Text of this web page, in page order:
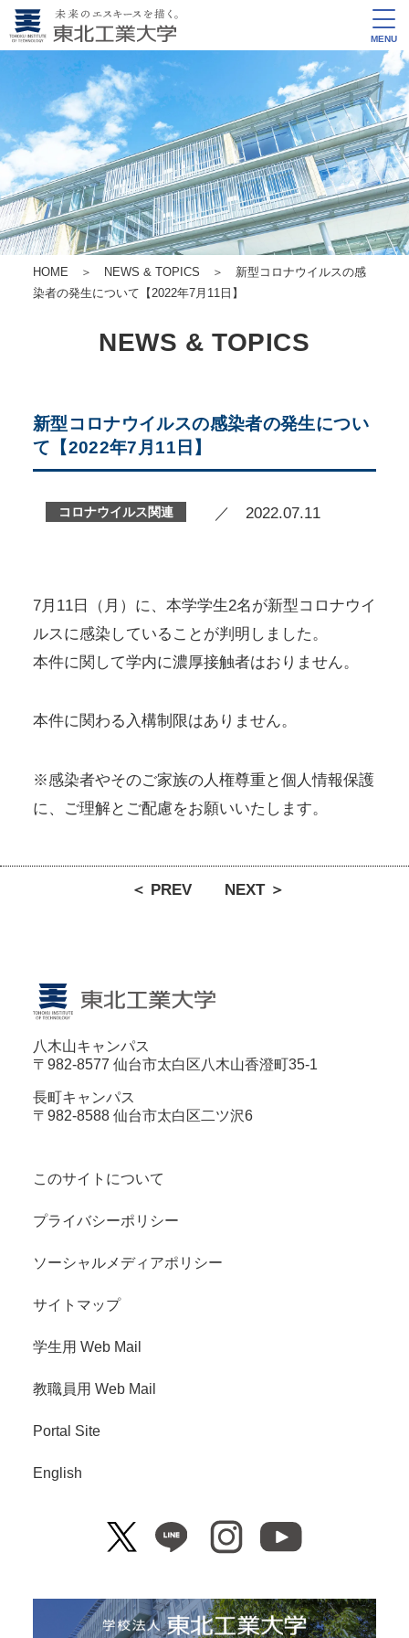
MENU
HOME ＞ NEWS & TOPICS ＞ 新型コロナウイルスの感
染者の発生について【2022年7月11日】
NEWS & TOPICS
新型コロナウイルスの感染者の発生につい
て【2022年7月11日】
コロナウイルス関連 ／ 2022.07.11
7月11日（月）に、本学学生2名が新型コロナウイ
ルスに感染していることが判明しました。
本件に関して学内に濃厚接触者はおりません。
本件に関わる入構制限はありません。
※感染者やそのご家族の人権尊重と個人情報保護
に、ご理解とご配慮をお願いいたします。
＜ PREV NEXT ＞
八木山キャンパス
〒982-8577 仙台市太白区八木山香澄町35-1
長町キャンパス
〒982-8588 仙台市太白区二ツ沢6
このサイトについて
プライバシーポリシー
ソーシャルメディアポリシー
サイトマップ
学生用 Web Mail
教職員用 Web Mail
Portal Site
English